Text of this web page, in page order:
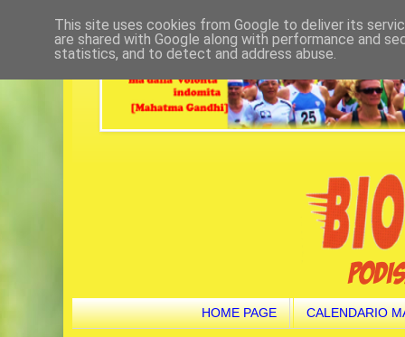
HOME PAGE CALENDARIO
This site uses cookies from Google to deliver its
are shared with Google along with performance and
statistics, and to detect and address abuse.